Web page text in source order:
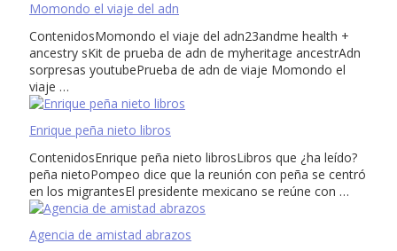
Momondo el viaje del adn
ContenidosMomondo el viaje del adn23andme health +
ancestry sKit de prueba de adn de myheritage ancestrAdn
sorpresas youtubePrueba de adn de viaje Momondo el
viaje …
Enrique peña nieto libros
ContenidosEnrique peña nieto librosLibros que ¿ha leído?
peña nietoPompeo dice que la reunión con peña se centró
en los migrantesEl presidente mexicano se reúne con …
Agencia de amistad abrazos